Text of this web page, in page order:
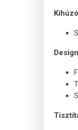
Design